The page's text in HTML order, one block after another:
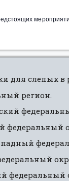
для слепых в
регион.
федеральный
федеральный